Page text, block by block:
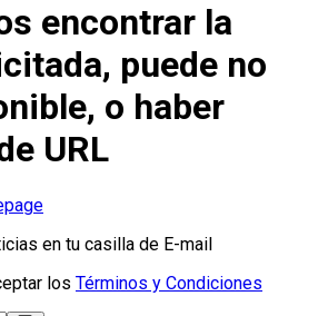
encontrar la
puede no
o haber
URL
en tu casilla de E-mail
los Términos y Condiciones